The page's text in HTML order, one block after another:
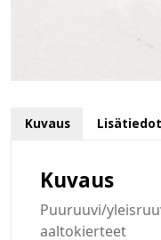
Kuvaus Lisätiedot
Kuvaus
Puuruuvi/
aaltokierteet